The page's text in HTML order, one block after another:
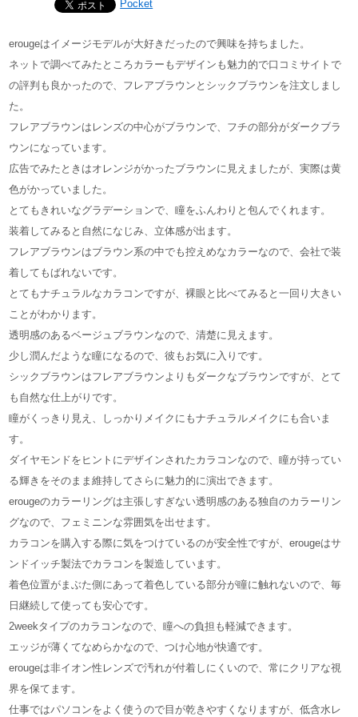
Pocket
erougeはイメージモデルが大好きだったので興味を持ちました。
ネットで調べてみたところカラーもデザインも魅力的で口コミサイトで
の評判も良かったので、フレアブラウンとシックブラウンを注文しまし
た。
フレアブラウンはレンズの中心がブラウンで、フチの部分がダークブラ
ウンになっています。
広告でみたときはオレンジがかったブラウンに見えましたが、実際は黄
色がかっていました。
とてもきれいなグラデーションで、瞳をふんわりと包んでくれます。
装着してみると自然になじみ、立体感が出ます。
フレアブラウンはブラウン系の中でも控えめなカラーなので、会社で装
着してもばれないです。
とてもナチュラルなカラコンですが、裸眼と比べてみると一回り大きい
ことがわかります。
透明感のあるベージュブラウンなので、清楚に見えます。
少し潤んだような瞳になるので、彼もお気に入りです。
シックブラウンはフレアブラウンよりもダークなブラウンですが、とて
も自然な仕上がりです。
瞳がくっきり見え、しっかりメイクにもナチュラルメイクにも合いま
す。
ダイヤモンドをヒントにデザインされたカラコンなので、瞳が持ってい
る輝きをそのまま維持してさらに魅力的に演出できます。
erougeのカラーリングは主張しすぎない透明感のある独自のカラーリン
グなので、フェミニンな雰囲気を出せます。
カラコンを購入する際に気をつけているのが安全性ですが、erougeはサ
ンドイッチ製法でカラコンを製造しています。
着色位置がまぶた側にあって着色している部分が瞳に触れないので、毎
日継続して使っても安心です。
2weekタイプのカラコンなので、瞳への負担も軽減できます。
エッジが薄くてなめらかなので、つけ心地が快適です。
erougeは非イオン性レンズで汚れが付着しにくいので、常にクリアな視
界を保てます。
仕事ではパソコンをよく使うので目が乾きやすくなりますが、低含水レ